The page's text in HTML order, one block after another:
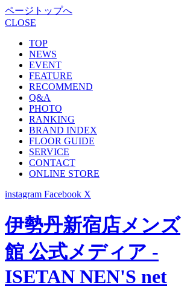
ページトップへ
CLOSE
TOP
NEWS
EVENT
FEATURE
RECOMMEND
Q&A
PHOTO
RANKING
BRAND INDEX
FLOOR GUIDE
SERVICE
CONTACT
ONLINE STORE
instagram Facebook X
伊勢丹新宿店メンズ
館 公式メディア -
ISETAN NEN'S net